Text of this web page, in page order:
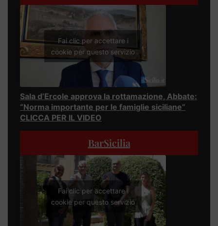
Fai clic per accettare i
cookie per questo servizio
Sala d’Ercole approva la rottamazione, Abbate:
“Norma importante per le famiglie siciliane”
CLICCA PER IL VIDEO
BarSicilia
Fai clic per accettare i
cookie per questo servizio